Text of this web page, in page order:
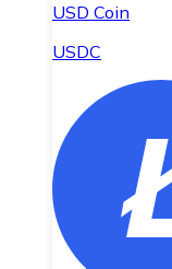
USD Coin
USDC